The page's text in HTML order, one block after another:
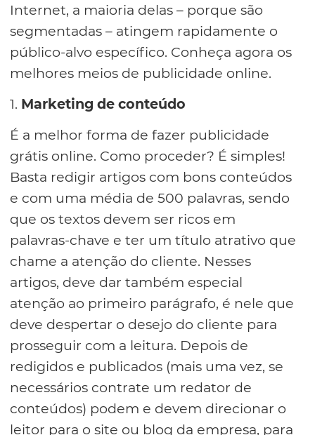
Internet, a maioria delas – porque são
segmentadas – atingem rapidamente o
público-alvo específico. Conheça agora os
melhores meios de publicidade online.
1. Marketing de conteúdo
É a melhor forma de fazer publicidade
grátis online. Como proceder? É simples!
Basta redigir artigos com bons conteúdos
e com uma média de 500 palavras, sendo
que os textos devem ser ricos em
palavras-chave e ter um título atrativo que
chame a atenção do cliente. Nesses
artigos, deve dar também especial
atenção ao primeiro parágrafo, é nele que
deve despertar o desejo do cliente para
prosseguir com a leitura. Depois de
redigidos e publicados (mais uma vez, se
necessários contrate um redator de
conteúdos) podem e devem direcionar o
leitor para o site ou blog da empresa, para